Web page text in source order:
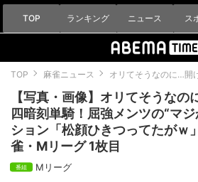
TOP ランキング ニュース ス
TOP 麻雀ニュース オリてそうなのに…開
【写真・画像】オリてそうなの
四暗刻単騎！屈強メンツの“マ
ション「松顔ひきつってたがｗ
雀・Mリーグ 1枚目
Mリーグ